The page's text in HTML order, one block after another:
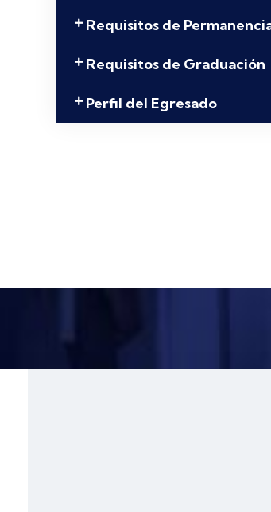
Requisitos de
Requisitos de Graduación
Perfil del Egresado